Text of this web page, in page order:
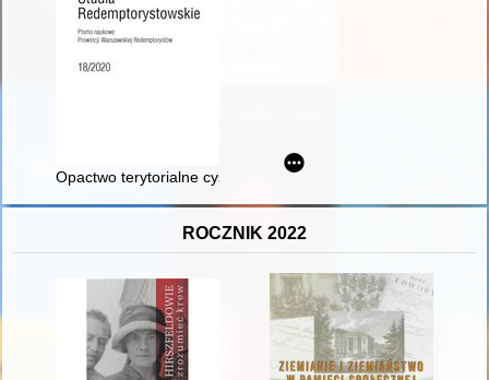
Opactwo terytorialne cystersów w Oliwie koło Gdańska w
ROCZNIK 2022